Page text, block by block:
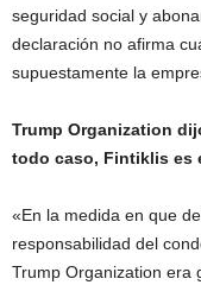
seguridad social y
declaración no afirma
supuestamente la
Trump Organization
todo caso, Fintiklis es
«En la medida en que
responsabilidad del
Trump Organization era